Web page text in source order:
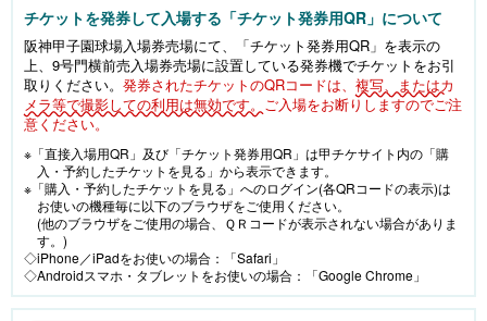
チケットを発券して入場する「チケット発券用QR」について
阪神甲子園球場入場券売場にて、「チケット発券用QR」を表示の
上、9号門横前売入場券売場に設置している発券機でチケットをお引
取りください。 発券されたチケットのQRコードは、 複写、またはカ
メラ等で撮影しての利用は無効です。
ご入場をお断りしますのでご注
意ください。
※「直接入場用QR」及び「チケット発券用QR」は甲チケサイト内の「購
入・予約したチケットを見る」から表示できます。
※「購入・予約したチケットを見る」へのログイン(各QRコードの表示)は
お使いの機種毎に以下のブラウザをご使用ください。
(他のブラウザをご使用の場合、ＱＲコードが表示されない場合がありま
す。)
◇iPhone／iPadをお使いの場合：「Safari」
◇Androidスマホ・タブレットをお使いの場合：「Google Chrome」